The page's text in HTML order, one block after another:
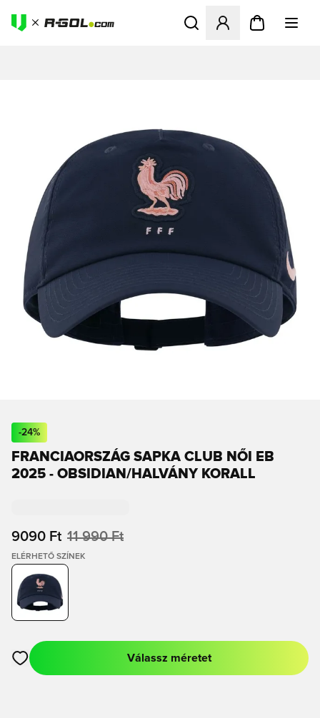
Megnyit egy modált a
-24%
FRANCIAORSZÁG SAPKA CLUB NŐI EB
2025 - OBSIDIAN/HALVÁNY KORALL
9090 Ft 11 990 Ft
ELÉRHETŐ SZÍNEK
Megnyit egy modált a bejelentkezéshez vagy a tagként való
Válassz méretet